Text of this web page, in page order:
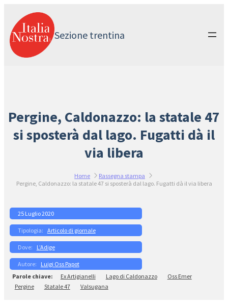
contenuto
Sezione trentina
Pergine, Caldonazzo: la statale 47
si sposterà dal lago. Fugatti dà il
via libera
Home
Rassegna stampa
Pergine, Caldonazzo: la statale 47 si sposterà dal lago. Fugatti dà il via libera
25 Luglio 2020
Articolo di giornale
L’Adige
Luigi Oss Papot
Ex Artigianelli
Lago di Caldonazzo
Oss Emer
Pergine
Statale 47 Valsugana